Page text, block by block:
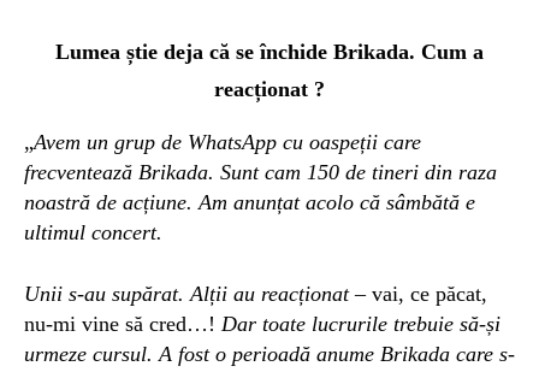
Lumea știe deja că se închide Brikada. Cum a
reacționat ?
„Avem un grup de WhatsApp cu oaspeții care
frecventează Brikada. Sunt cam 150 de tineri din raza
noastră de acțiune. Am anunțatacolo că sâmbătă e
ultimul concert.
Unii s-au supărat. Alții au reacționat – vai, ce păcat,
nu-mi vine să cred…! Dar toate lucrurile trebuie să-și
urmeze cursul. A fost o perioadă anume Brikada care s-